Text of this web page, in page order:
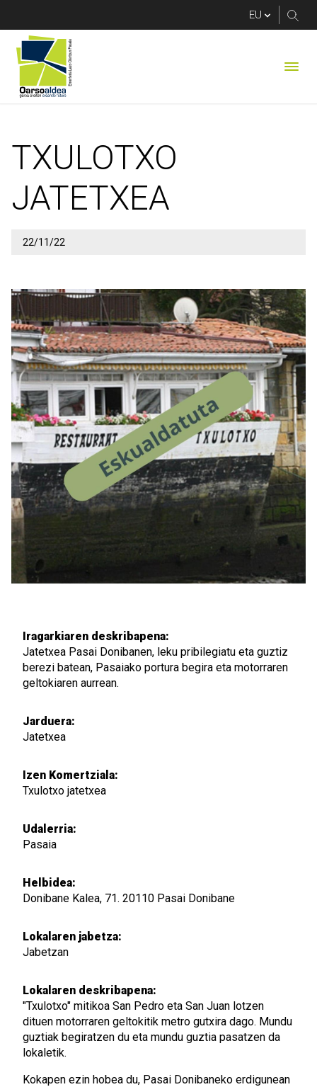
TXULOTXO
JATETXEA
22/11/22
Iragarkiaren deskribapena:
Jatetxea Pasai Donibanen, leku pribilegiatu eta guztiz
berezi batean, Pasaiako portura begira eta motorraren
geltokiaren aurrean.
Jarduera:
Jatetxea
Izen Komertziala:
Txulotxo jatetxea
Udalerria:
Pasaia
Helbidea:
Donibane Kalea, 71. 20110 Pasai Donibane
Lokalaren jabetza:
Jabetzan
Lokalaren deskribapena:
"Txulotxo" mitikoa San Pedro eta San Juan lotzen
dituen motorraren geltokitik metro gutxira dago. Mundu
guztiak begiratzen du eta mundu guztia pasatzen da
lokaletik.
Kokapen ezin hobea du, Pasai Donibaneko erdigunean